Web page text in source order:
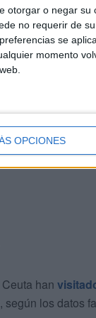
otorgar o negar su
no requerir de
se
momento
OPCIONES
que
personal
visiten sus
han
los datos